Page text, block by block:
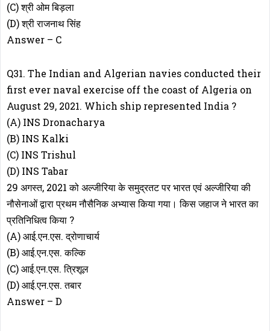
(C) श्री ओम बिड़ला
(D) श्री राजनाथ सिंह
Answer – C
Q31. The Indian and Algerian navies conducted their
first ever naval exercise off the coast of Algeria on
August 29, 2021. Which ship represented India ?
(A) INS Dronacharya
(B) INS Kalki
(C) INS Trishul
(D) INS Tabar
29 अगस्त, 2021 को अल्जीरिया के समुद्रतट पर भारत एवं अल्जीरिया की
नौसेनाओं द्वारा प्रथम नौसैनिक अभ्यास किया गया। किस जहाज ने भारत का
प्रतिनिधित्व किया ?
(A) आई.एन.एस. द्रोणाचार्य
(B) आई.एन.एस. कल्कि
(C) आई.एन.एस. त्रिशूल
(D) आई.एन.एस. तबार
Answer – D